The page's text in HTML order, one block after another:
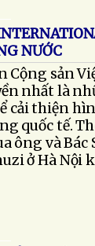
NƯỚC
Cộng sản
nhất là
cải thiện
quốc tế.
ông và Bác
ở Hà Nội